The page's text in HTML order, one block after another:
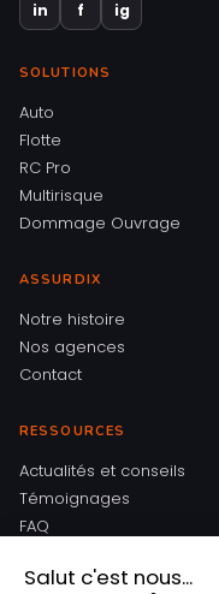
in f ig
SOLUTIONS
Auto
Flotte
RC Pro
Multirisque
Dommage Ouvrage
ASSURDIX
Notre histoire
Nos agences
Contact
RESSOURCES
Actualités et conseils
Témoignages
FAQ
Politique de confidentialité